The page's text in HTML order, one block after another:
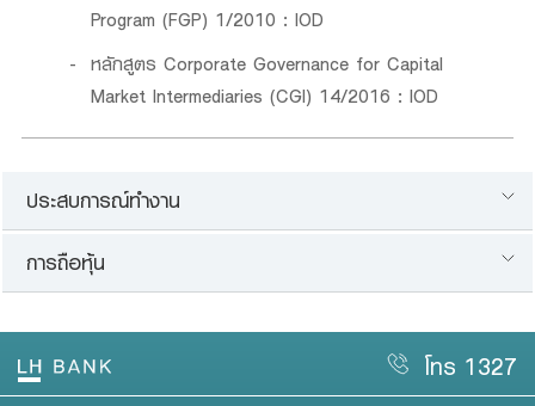
Program (FGP) 1/2010 : IOD
หลักสูตร Corporate Governance for Capital
Market Intermediaries (CGI) 14/2016 : IOD
ประสบการณ์ทำงาน
การถือหุ้น
โทร 1327